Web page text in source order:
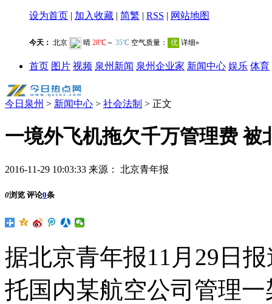
设为首页 | 加入收藏 | 简繁 | RSS | 网站地图
首页 图片 视频 泉州新闻 泉州企业家 新闻中心 娱乐 体育
今日泉州 > 新闻中心 > 社会法制 > 正文
一境外飞机拖欠千万管理费 被
2016-11-29 10:03:33 来源： 北京青年报
0浏览 评论0条
据北京青年报11月29日
托国内某航空公司管理